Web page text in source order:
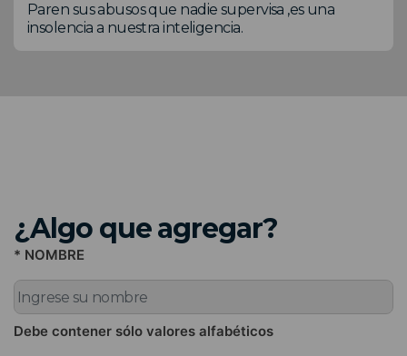
Paren sus abusos que nadie supervisa ,es una
insolencia a nuestra inteligencia.
¿Algo que agregar?
* NOMBRE
Debe contener sólo valores alfabéticos